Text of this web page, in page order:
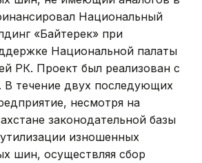
Национальный
«Байтерек» при
Национальной палаты
РК. Проект был реализован с
В течение двух последующих
несмотря на
законодательной базы
изношенных
шин, осуществляя сбор